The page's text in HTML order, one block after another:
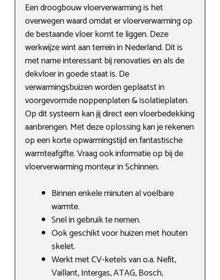
Een droogbouw vloerverwarming is het
overwegen waard omdat er vloerverwarming op
de bestaande vloer komt te liggen. Deze
werkwijze wint aan terrein in Nederland. Dit is
met name interessant bij renovaties en als de
dekvloer in goede staat is. De
verwarmingsbuizen worden geplaatst in
voorgevormde noppenplaten & isolatieplaten.
Op dit systeem kan jij direct een vloerbedekking
aanbrengen. Met deze oplossing kan je rekenen
op een korte opwarmingstijd en fantastische
warmteafgifte. Vraag ook informatie op bij de
vloerverwarming monteur in Schinnen.
Binnen enkele minuten al voelbare
warmte.
Snel in gebruik te nemen.
Ook geschikt voor huizen met houten
skelet.
Werkt met CV-ketels van o.a. Nefit,
Vaillant, Intergas, ATAG, Bosch,